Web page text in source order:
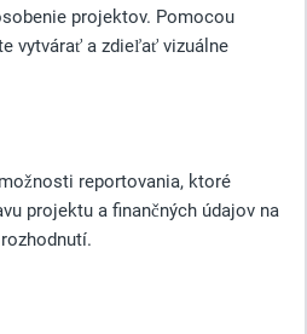
projektov. Pomocou
vytvárať a zdieľať vizuálne
reportovania, ktoré
projektu a finančných údajov na